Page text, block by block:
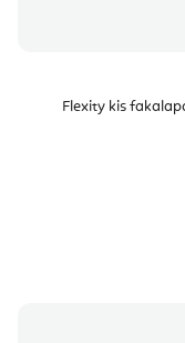
Flexity kis